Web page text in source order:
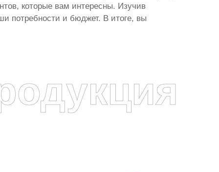
которые вам интересны. Изучив
потребности и бюджет. В итоге, вы